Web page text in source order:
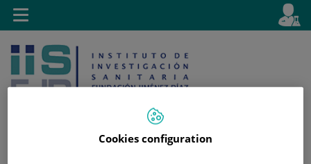
Saltar al contenido
activo
es
Toggle
navigation
Cookies configuration